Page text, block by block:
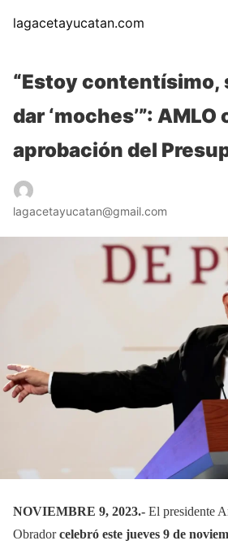
lagacetayucatan.com
“Estoy contentísimo,
dar ‘moches’”: AMLO
aprobación del
lagacetayucatan@gmail.com
NOVIEMBRE 9, 2023.- El presidente
Obradorcelebró este jueves 9 de